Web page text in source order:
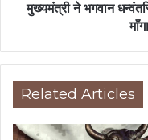
मुख्यमंत्री ने भगवान
Related Articles